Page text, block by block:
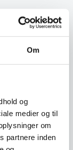
Om
og
medier og til
om
partnere inden
SPAR 6%